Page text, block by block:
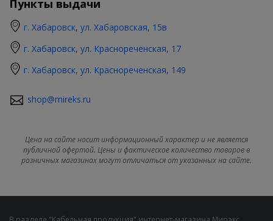
Пункты выдачи
г. Хабаровск, ул. Хабаровская, 15в
г. Хабаровск, ул. Краснореченская, 17
г. Хабаровск, ул. Краснореченская, 149
shop@mireks.ru
Цена на сайте носит информационный характер и не является
публичной офертой. Цены и фактическое количество товаров в
розничных магазинах могут отличаться от указанных на сайте.